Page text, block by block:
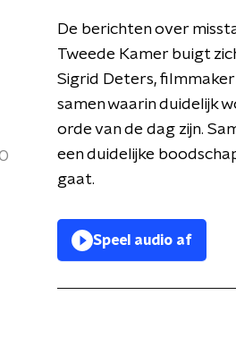
De berichten over
Tweede Kamer buigt
Sigrid Deters,
samen waarin duidelijk
orde van de dag zijn.
een duidelijke
gaat.
Speel audio af